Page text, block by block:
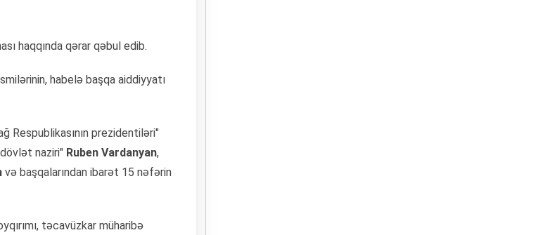
haqqında qərar qəbul edib.
habelə başqa aiddiyyatı
Respublikasının prezidentiləri"
naziri" Ruben Vardanyan,
və başqalarından ibarət 15 nəfərin
təcavüzkar müharibə